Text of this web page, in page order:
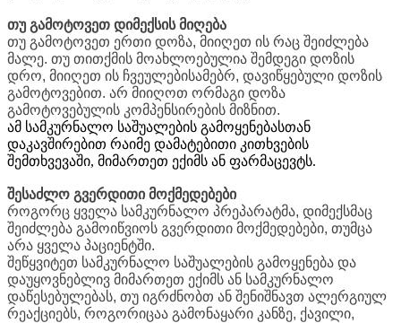
თუ გამოტოვეთ დიმექსის მიღება
თუ გამოტოვეთ ერთი დოზა, მიიღეთ ის რაც შეიძლება
მალე. თუ თითქმის მოახლოებულია შემდეგი დოზის
დრო, მიიღეთ ის ჩვეულებისამებრ, დავიწყებული დოზის
გამოტოვებით. არ მიიღოთ ორმაგი დოზა
გამოტოვებულის კომპენსირების მიზნით.
ამ სამკურნალო საშუალების გამოყენებასთან
დაკავშირებით რაიმე დამატებითი კითხვების
შემთხვევაში, მიმართეთ ექიმს ან ფარმაცევტს.
შესაძლო გვერდითი მოქმედებები
როგორც ყველა სამკურნალო პრეპარატმა, დიმექსმაც
შეიძლება გამოიწვიოს გვერდითი მოქმედებები, თუმცა
არა ყველა პაციენტში.
შეწყვიტეთ სამკურნალო საშუალების გამოყენება და
დაუყოვნებლივ მიმართეთ ექიმს ან სამკურნალო
დაწესებულებას, თუ იგრძნობთ ან შენიშნავთ ალერგიულ
რეაქციებს, როგორიცაა გამონაყარი კანზე, ქავილი,